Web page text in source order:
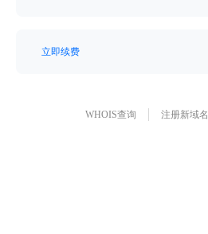
立即续费
WHOIS查询 注册新域名